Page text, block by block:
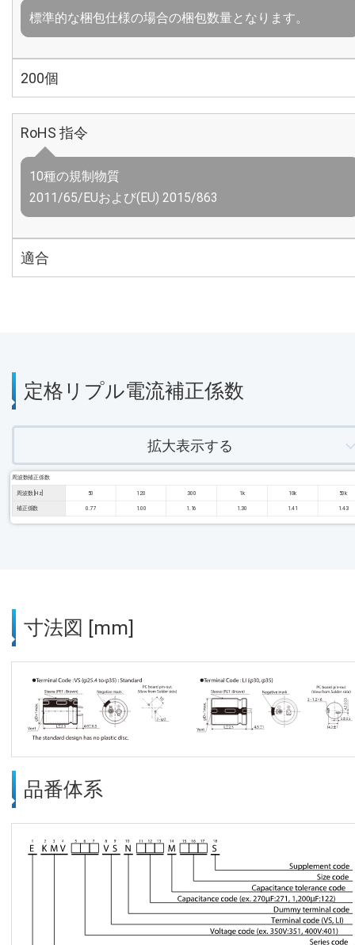
標準的な梱包仕様の場合の梱包数量となります。
200個
RoHS 指令
10種の規制物質
2011/65/EUおよび(EU) 2015/863
適合
定格リプル電流補正係数
拡大表示する
周波数補正係数
周波数 [Hz] 50 120 300 1k 10k 50k
補正係数 0.77 1.00 1.16 1.30 1.41 1.43
寸法図 [mm]
品番体系